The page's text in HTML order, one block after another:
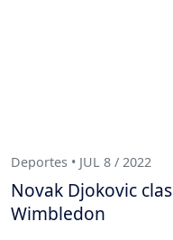
Deportes • JUL 8 / 2022
Novak Djokovic
Wimbledon